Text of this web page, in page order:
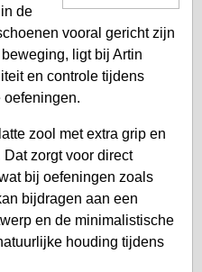
de
vooral gericht zijn
ligt bij Artin
en controle tijdens
oefeningen.
zool met extra grip en
zorgt voor direct
bij oefeningen zoals
bijdragen aan een
en de minimalistische
houding tijdens